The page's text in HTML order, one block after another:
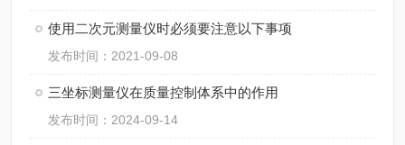
使用二次元测量仪时必须要注意以下事项
发布时间：2021-09-08
三坐标测量仪在质量控制体系中的作用
发布时间：2024-09-14